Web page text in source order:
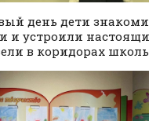
день дети
и устроили
в коридорах